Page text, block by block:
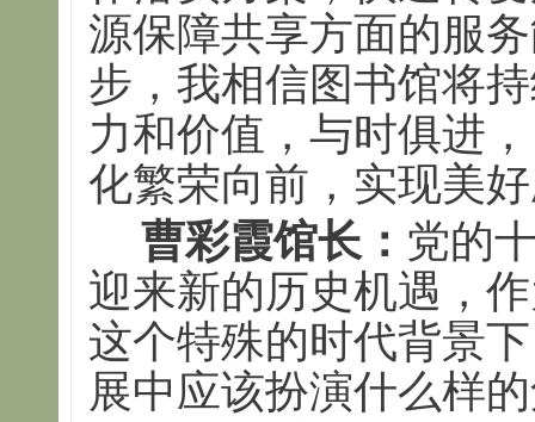
源保障共享方面的服
步，我相信图书馆将
力和价值，与时俱进
化繁荣向前，实现美
曹彩霞馆长： 党的
迎来新的历史机遇，
这个特殊的时代背景
展中应该扮演什么样